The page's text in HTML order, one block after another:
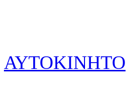
ΑΥΤΟΚΙΝΗΤΟ